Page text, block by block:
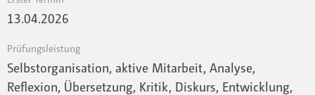
13.04.2026
Prüfungsleistung
Selbstorganisation, aktive Mitarbeit, Analyse,
Reflexion, Übersetzung, Kritik, Diskurs, Entwicklung,